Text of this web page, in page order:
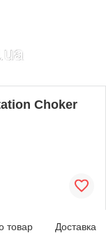
Choker
товар Доставка